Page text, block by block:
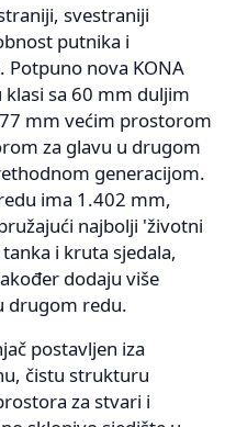
svestraniji
putnika i
Potpuno nova KONA
sa 60 mm duljim
mm većim prostorom
za glavu u drugom
generacijom.
ima 1.402 mm,
najbolji 'životni
i kruta sjedala,
dodaju više
drugom redu.
postavljen iza
čistu strukturu
za stvari i